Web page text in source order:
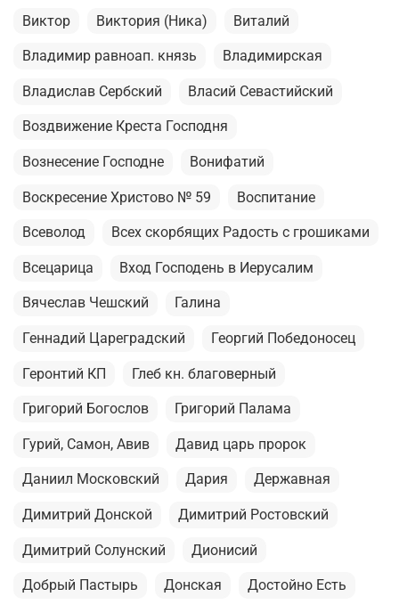
Виктор Виктория (Ника) Виталий
Владимир равноап. князь Владимирская
Владислав Сербский Власий Севастийский
Воздвижение Креста Господня
Вознесение Господне Вонифатий
Воскресение Христово № 59 Воспитание
Всеволод Всех скорбящих Радость с грошиками
Всецарица Вход Господень в Иерусалим
Вячеслав Чешский Галина
Геннадий Цареградский Георгий Победоносец
Геронтий КП Глеб кн. благоверный
Григорий Богослов Григорий Палама
Гурий, Самон, Авив Давид царь пророк
Даниил Московский Дария Державная
Димитрий Донской Димитрий Ростовский
Димитрий Солунский Дионисий
Добрый Пастырь Донская Достойно Есть